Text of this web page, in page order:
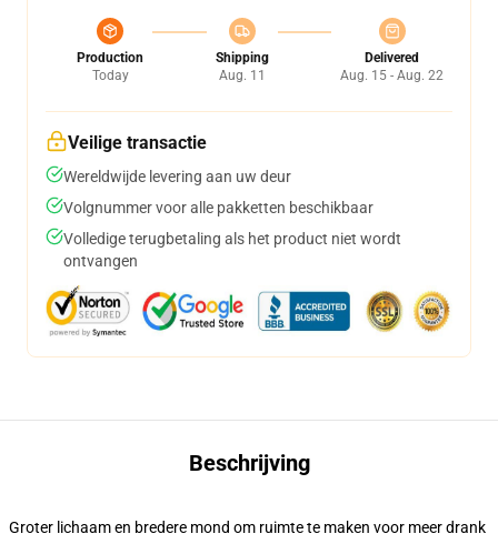
Production
Today
Shipping
Aug. 11
Delivered
Aug. 15 - Aug. 22
Veilige transactie
Wereldwijde levering aan uw deur
Volgnummer voor alle pakketten beschikbaar
Volledige terugbetaling als het product niet wordt
ontvangen
Beschrijving
Groter lichaam en bredere mond om ruimte te maken voor meer drank